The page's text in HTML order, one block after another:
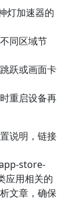
灯加速器的
同区域节
跃或画面卡
重启设备再
说明，链接
store-
应用相关的
文章，确保